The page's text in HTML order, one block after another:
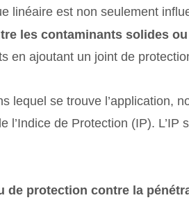
linéaire est non seulement
les contaminants solides
en ajoutant un joint de
lequel se trouve
l’Indice de Protection (IP).
de protection contre la